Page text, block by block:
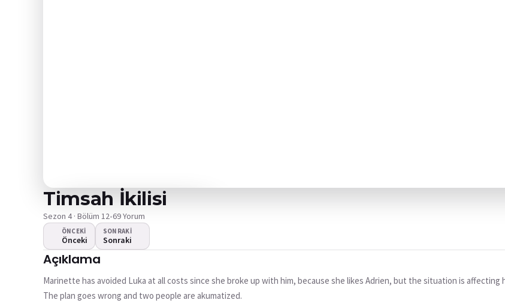
Video oynamıyor
Timsah İkilisi
Sezon 4 · Bölüm 12•69 Yorum
ÖNCEKI
Önceki
SONRAKI
Sonraki
Açıklama
Marinette has avoided Luka at all costs since she broke up with him, because she likes Adrien, but the situation is
The plan goes wrong and two people are akumatized.